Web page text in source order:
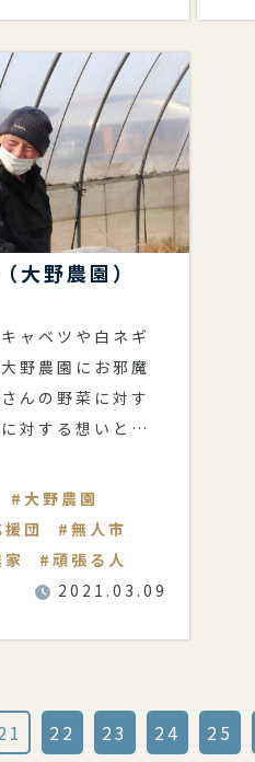
大野農園）
ャベツや白ネギ
野農園にお邪魔
んの野菜に対す
対する想いと
大野農園
団
無人市
家
頑張る人
2021.03.09
22 23 24 25